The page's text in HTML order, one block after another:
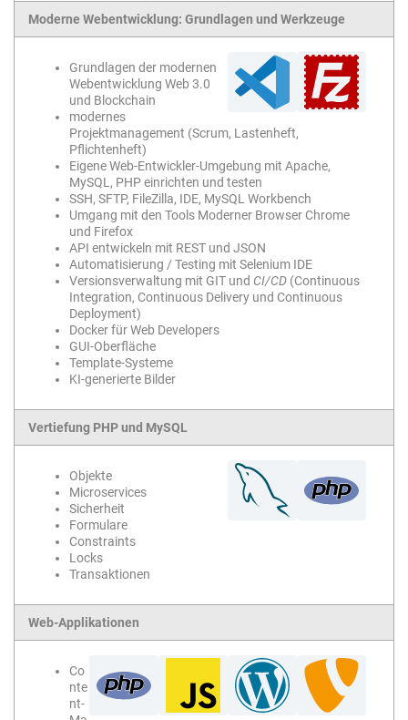
Moderne Webentwicklung: Grundlagen und Werkzeuge
Grundlagen der modernen
Webentwicklung Web 3.0
und Blockchain
modernes
Projektmanagement (Scrum, Lastenheft,
Pflichtenheft)
Eigene Web-Entwickler-Umgebung mit Apache,
MySQL, PHP einrichten und testen
SSH, SFTP, FileZilla, IDE, MySQL Workbench
Umgang mit den Tools Moderner Browser Chrome
und Firefox
API entwickeln mit REST und JSON
Automatisierung / Testing mit Selenium IDE
Versionsverwaltung mit GIT und CI/CD (Continuous
Integration, Continuous Delivery und Continuous
Deployment)
Docker für Web Developers
GUI-Oberfläche
Template-Systeme
KI-generierte Bilder
Vertiefung PHP und MySQL
Objekte
Microservices
Sicherheit
Formulare
Constraints
Locks
Transaktionen
Web-Applikationen
Co
nte
nt-